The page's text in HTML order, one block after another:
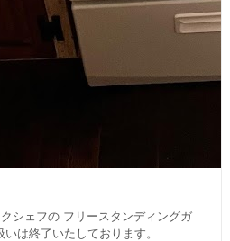
シェフの フリースタンディングガ
は終了いたしております。